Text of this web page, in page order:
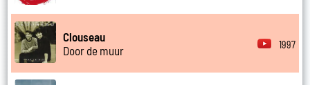
Clouseau
Door de muur
1997